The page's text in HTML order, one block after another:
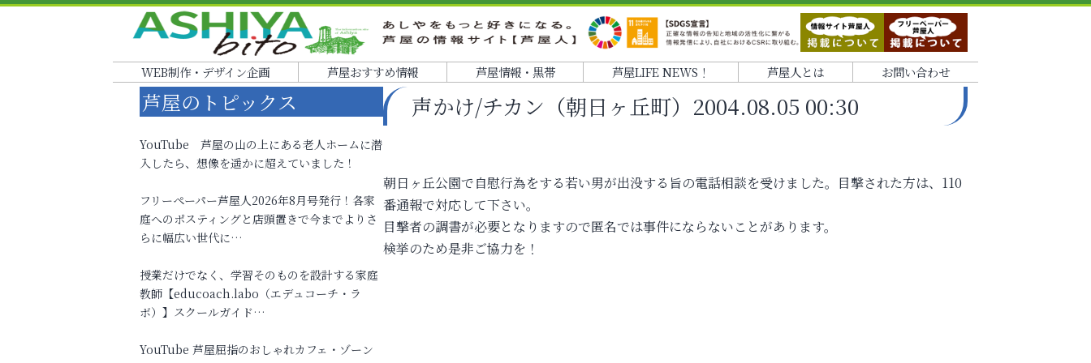
WEB制作・デザイン企画 芦屋おすすめ情報 芦屋情報・黒帯 芦屋LIFE NEWS！ 芦屋人とは お問い合わせ
声かけ/チカン（朝日ヶ丘町）2004.08.05 00:30
朝日ヶ丘公園で自慰行為をする若い男が出没する旨の電話相談を受けました。目撃された方は、110
番通報で対応して下さい。
目撃者の調書が必要となりますので匿名では事件にならないことがあります。
検挙のため是非ご協力を！
芦屋のトピックス
YouTube 芦屋の山の上にある老人ホームに潜
入したら、想像を遥かに超えていました！
フリーペーパー芦屋人2026年8月号発行！各家
庭へのポスティングと店頭置きで今までよりさ
らに幅広い世代に…
授業だけでなく、学習そのものを設計する家庭
教師【educoach.labo（エデュコーチ・ラ
ボ）】スクールガイド…
YouTube 芦屋屈指のおしゃれカフェ・ゾーン